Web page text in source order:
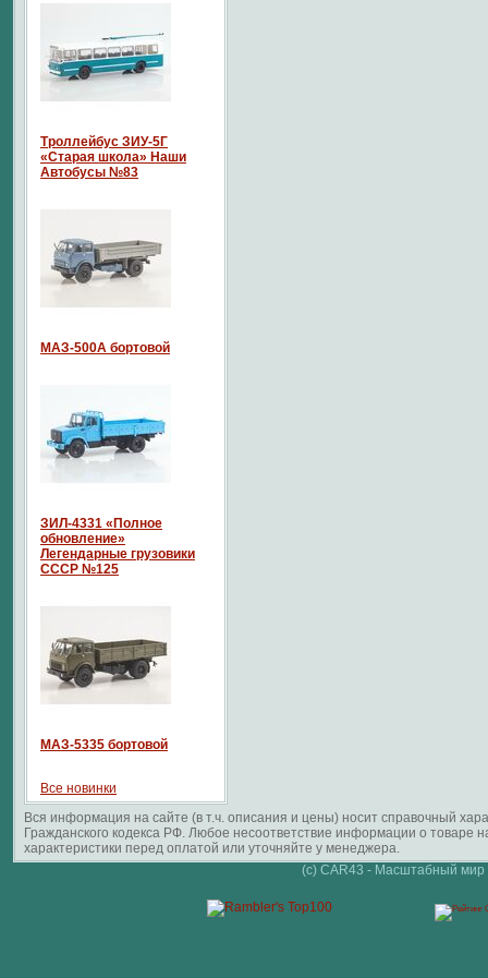
Троллейбус ЗИУ-5Г
«Старая школа» Наши
Автобусы №83
МАЗ-500А бортовой
ЗИЛ-4331 «Полное
обновление»
Легендарные грузовики
СССР №125
МАЗ-5335 бортовой
Все новинки
Вся информация на сайте (в т.ч. описания и цены) носит справочный
Гражданского кодекса РФ. Любое несоответствие информации о
характеристики перед оплатой или уточняйте у менеджера.
(c) CAR43 - Масштабный мир